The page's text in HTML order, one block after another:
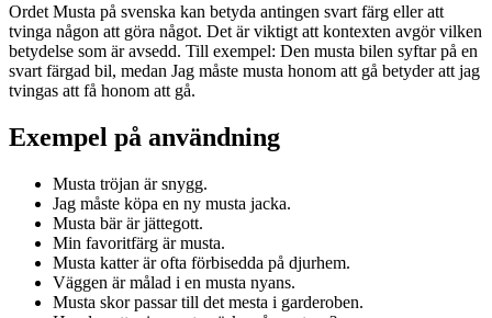
Ordet Musta på svenska kan betyda antingen svart färg eller att
tvinga någon att göra något. Det är viktigt att kontexten avgör vilken
betydelse som är avsedd. Till exempel: Den musta bilen syftar på en
svart färgad bil, medan Jag måste musta honom att gå betyder att jag
tvingas att få honom att gå.
Exempel på användning
Musta tröjan är snygg.
Jag måste köpa en ny musta jacka.
Musta bär är jättegott.
Min favoritfärg är musta.
Musta katter är ofta förbisedda på djurhem.
Väggen är målad i en musta nyans.
Musta skor passar till det mesta i garderoben.